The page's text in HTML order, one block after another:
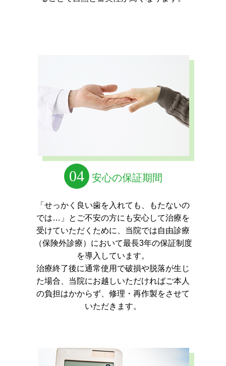
04 安心の保証期間
「せっかく良い歯を入れても、もたないの
では…」とご不安の方にも安心して治療を
受けていただくために、 当院では自由診療
（保険外診療）において最長3年の保証制度
を導入しています。
治療終了後に通常使用で破損や脱落が生じ
た場合、当院にお越しいただければご本人
の負担はかからず、修理・再作製をさせて
いただきます。